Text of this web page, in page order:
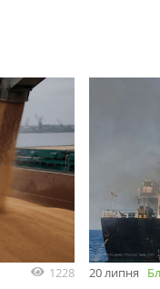
1228 20 липня